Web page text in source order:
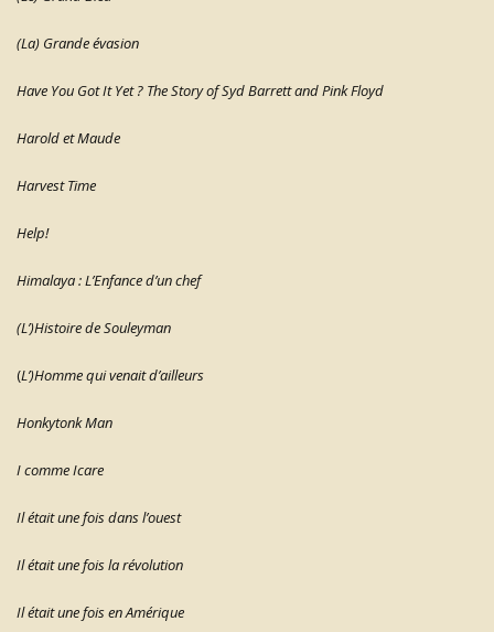
(La) Grande évasion
Have You Got It Yet ? The Story of Syd Barrett and Pink Floyd
Harold et Maude
Harvest Time
Help!
Himalaya : L’Enfance d’un chef
(L’)Histoire de Souleyman
(L’)Homme qui venait d’ailleurs
Honkytonk Man
I comme Icare
Il était une fois dans l’ouest
Il était une fois la révolution
Il était une fois en Amérique